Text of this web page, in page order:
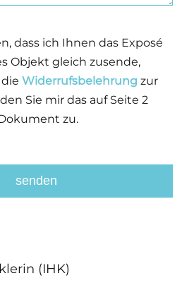
dass ich Ihnen das Exposé
Objekt gleich zusende,
Widerrufsbelehrung zur
Sie mir das auf Seite 2
zu.
senden
(IHK)